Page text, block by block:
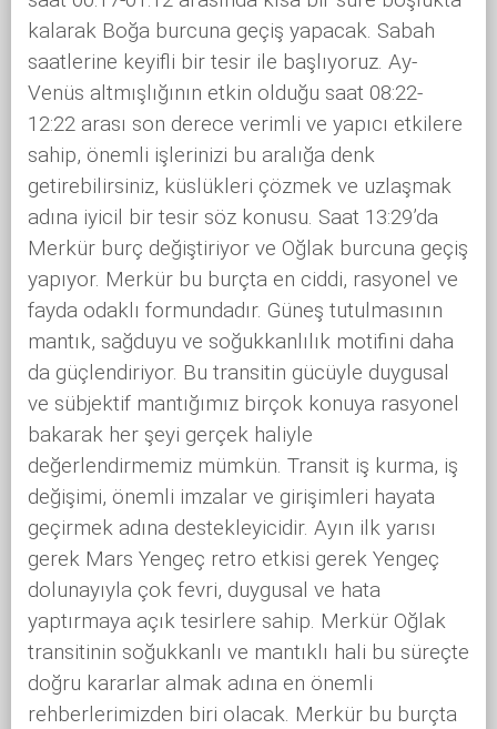
kalarak Boğa burcuna geçiş yapacak. Sabah
saatlerine keyifli bir tesir ile başlıyoruz. Ay-
Venüs altmışlığının etkin olduğu saat 08:22-
12:22 arası son derece verimli ve yapıcı etkilere
sahip, önemli işlerinizi bu aralığa denk
getirebilirsiniz, küslükleri çözmek ve uzlaşmak
adına iyicil bir tesir söz konusu. Saat 13:29’da
Merkür burç değiştiriyor ve Oğlak burcuna geçiş
yapıyor. Merkür bu burçta en ciddi, rasyonel ve
fayda odaklı formundadır. Güneş tutulmasının
mantık, sağduyu ve soğukkanlılık motifini daha
da güçlendiriyor. Bu transitin gücüyle duygusal
ve sübjektif mantığımız birçok konuya rasyonel
bakarak her şeyi gerçek haliyle
değerlendirmemiz mümkün. Transit iş kurma, iş
değişimi, önemli imzalar ve girişimleri hayata
geçirmek adına destekleyicidir. Ayın ilk yarısı
gerek Mars Yengeç retro etkisi gerek Yengeç
dolunayıyla çok fevri, duygusal ve hata
yaptırmaya açık tesirlere sahip. Merkür Oğlak
transitinin soğukkanlı ve mantıklı hali bu süreçte
doğru kararlar almak adına en önemli
rehberlerimizden biri olacak. Merkür bu burçta